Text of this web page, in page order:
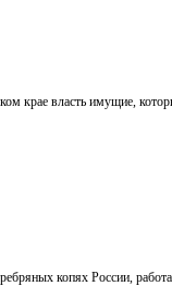
крае власть имущие,
копях России,